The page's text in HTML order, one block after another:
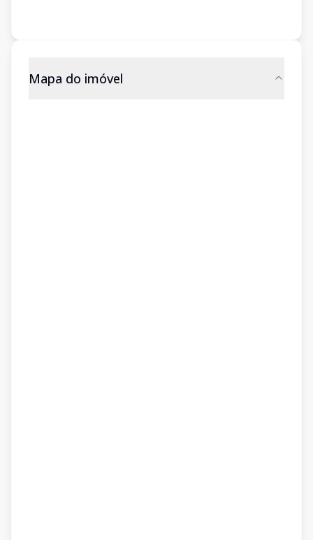
Mapa do imóvel